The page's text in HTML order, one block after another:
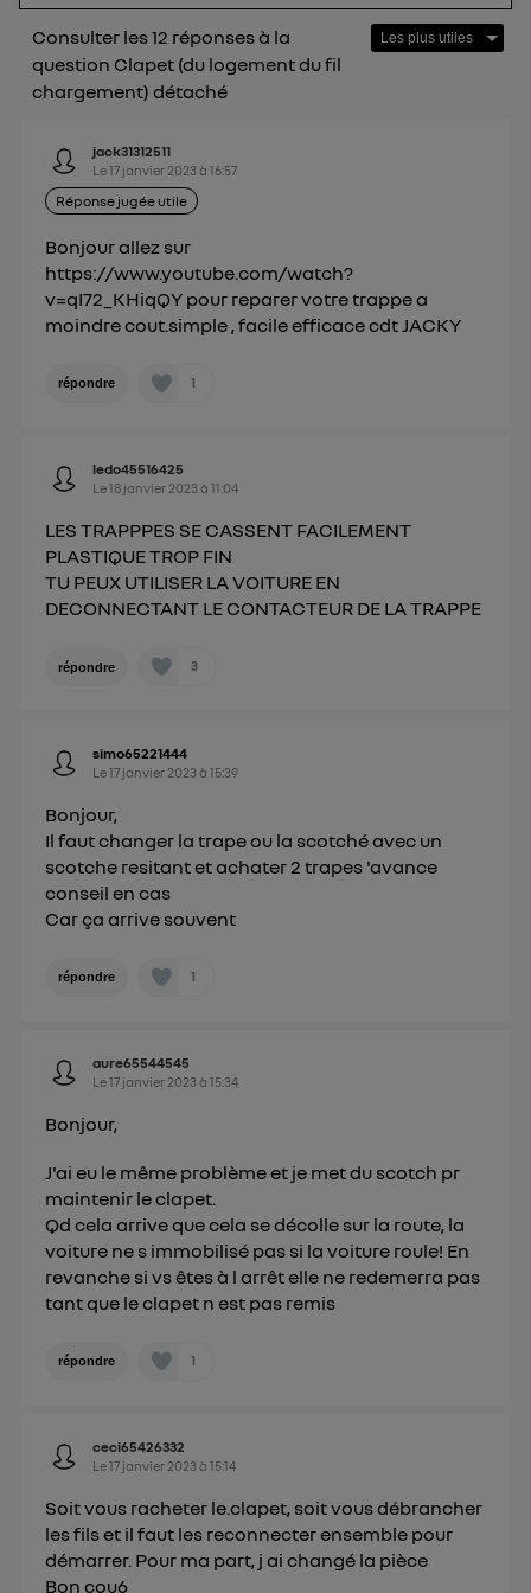
Consulter les 12 réponses à la
question Clapet (du logement du fil
chargement) détaché
jack31312511
Le17 janvier 2023 à16:57
Réponse jugée utile
Bonjour allez sur
https://www.youtube.com/watch?
v=qI72_KHiqQY pour reparer votre trappe a
moindre cout.simple , facile efficace cdt JACKY
répondre 1
ledo45516425
Le18 janvier 2023 à11:04
LES TRAPPPES SE CASSENT FACILEMENT
PLASTIQUE TROP FIN
TU PEUX UTILISER LA VOITURE EN
DECONNECTANT LE CONTACTEUR DE LA TRAPPE
répondre 3
simo65221444
Le17 janvier 2023 à15:39
Bonjour,
Il faut changer la trape ou la scotché avec un
scotche resitant et achater 2 trapes 'avance
conseil en cas
Car ça arrive souvent
répondre 1
aure65544545
Le17 janvier 2023 à15:34
Bonjour,
J'ai eu le même problème et je met du scotch pr
maintenir le clapet.
Qd cela arrive que cela se décolle sur la route, la
voiture ne s immobilisé pas si la voiture roule! En
revanche si vs êtes à l arrêt elle ne redemerra pas
tant que le clapet n est pas remis
répondre 1
ceci65426332
Le17 janvier 2023 à15:14
Soit vous racheter le.clapet, soit vous débrancher
les fils et il faut les reconnecter ensemble pour
démarrer. Pour ma part, j ai changé la pièce
Bon cou6
Vous pouvez à tout moment retirer ce
consentement surle portail d’Utiq
") ou via la page « gérer Utiq » en bas de ce site.
Pour plus d'informations, veuillez consulter
personnelles d'Utiq